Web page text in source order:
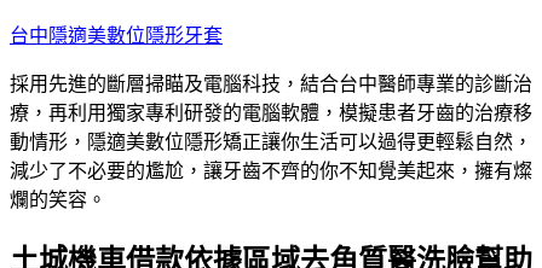
跳
主
要
內
容
台中隱適美數位隱形牙套
採用先進的斷層掃瞄及電腦科技，結合台中醫師專業的診斷治
療，再利用獨家專利研發的電腦軟體，模擬患者牙齒的治療移
動情形，隱適美數位隱形矯正讓你生活可以過得更輕鬆自然，
減少了不必要的尷尬，讓牙齒不齊的你不知覺美起來，擁有燦
爛的笑容。
土城機車借款依據區域去角質醫洗臉幫助